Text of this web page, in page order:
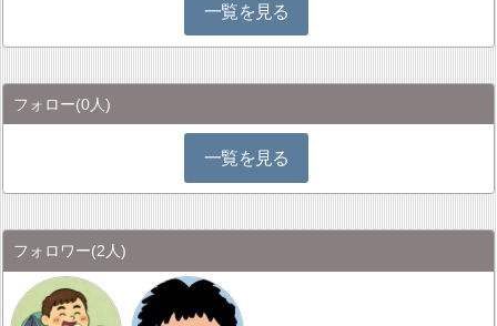
一覧を見る
フォロー(0人)
一覧を見る
フォロワー(2人)